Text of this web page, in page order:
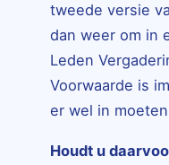
tweede versie
dan weer om in
Leden
Voorwaarde is
er wel in
Houdt u